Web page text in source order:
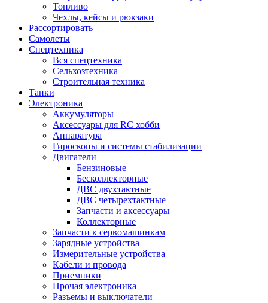
Топливо
Чехлы, кейсы и рюкзаки
Рассортировать
Самолеты
Спецтехника
Вся спецтехника
Сельхозтехника
Строительная техника
Танки
Электроника
Аккумуляторы
Аксессуары для RC хобби
Аппаратура
Гироскопы и системы стабилизации
Двигатели
Бензиновые
Бесколлекторные
ДВС двухтактные
ДВС четырехтактные
Запчасти и аксессуары
Коллекторные
Запчасти к сервомашинкам
Зарядные устройства
Измерительные устройства
Кабели и провода
Приемники
Прочая электроника
Разъемы и выключатели